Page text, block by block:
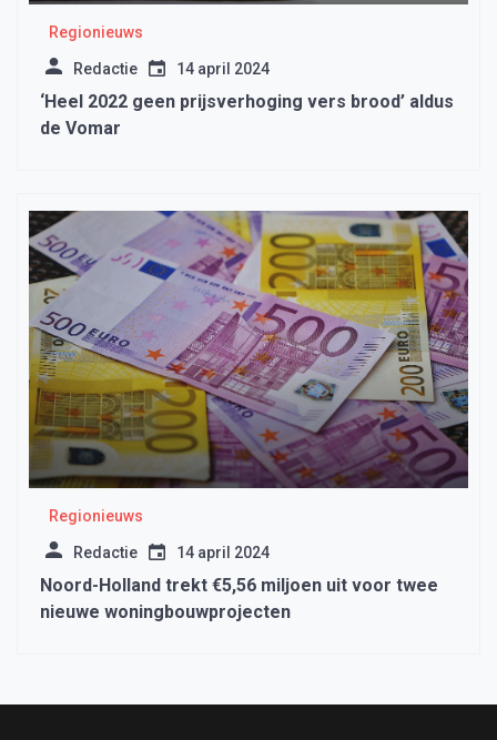
Regionieuws
Redactie 14 april 2024
‘Heel 2022 geen prijsverhoging vers brood’ aldus
de Vomar
Regionieuws
Redactie 14 april 2024
Noord-Holland trekt €5,56 miljoen uit voor twee
nieuwe woningbouwprojecten